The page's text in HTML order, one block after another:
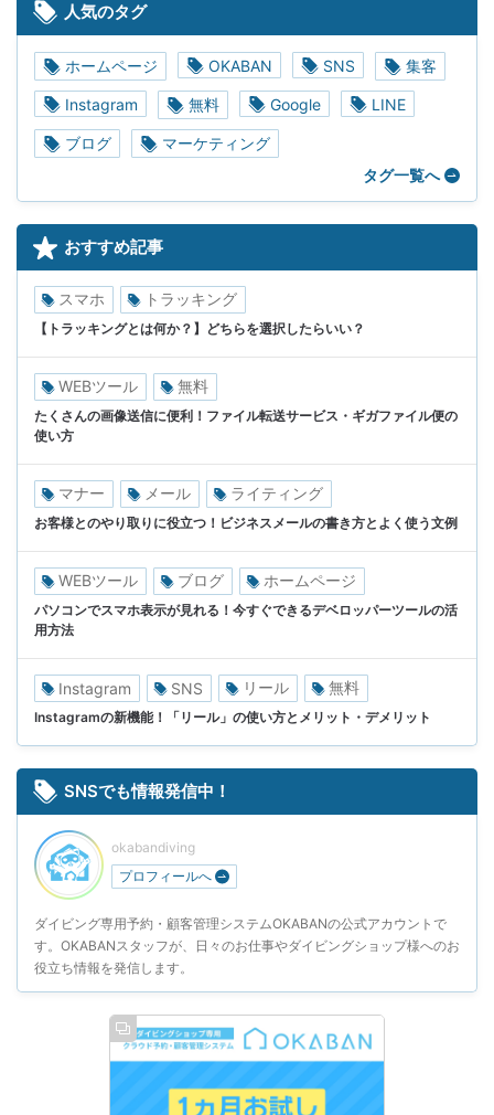
人気のタグ
ホームページ OKABAN SNS 集客
Instagram 無料 Google LINE
ブログ
マーケティング
タグ一覧へ
おすすめ記事
スマホ トラッキング
【トラッキングとは何か？】どちらを選択したらいい？
WEBツール 無料
たくさんの画像送信に便利！ファイル転送サービス・ギガファイル便の
使い方
マナー メール ライティング
お客様とのやり取りに役立つ！ビジネスメールの書き方とよく使う文例
WEBツール ブログ ホームページ
パソコンでスマホ表示が見れる！今すぐできるデベロッパーツールの活
用方法
Instagram SNS リール 無料
Instagramの新機能！「リール」の使い方とメリット・デメリット
SNSでも情報発信中！
okabandiving
プロフィールへ
ダイビング専用予約・顧客管理システムOKABANの公式アカウントで
す。OKABANスタッフが、日々のお仕事やダイビングショップ様へのお
役立ち情報を発信します。